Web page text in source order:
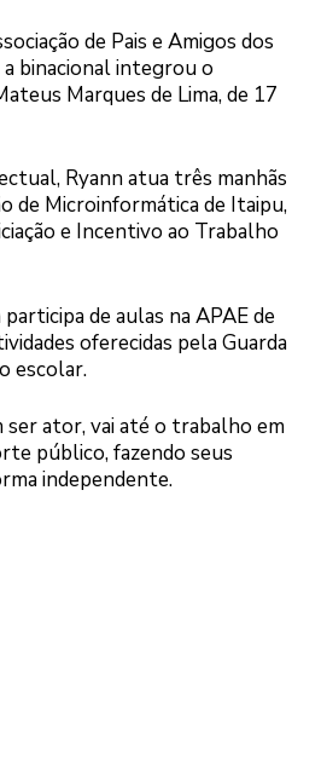
de Pais e Amigos dos
a binacional integrou o
Marques de Lima, de 17
Ryann atua três manhãs
de Microinformática de Itaipu,
e Incentivo ao Trabalho
de aulas na APAE de
oferecidas pela Guarda
escolar.
ser ator, vai até o trabalho em
público, fazendo seus
independente.